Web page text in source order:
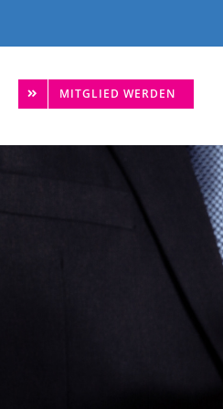
MITGLIED WERDEN